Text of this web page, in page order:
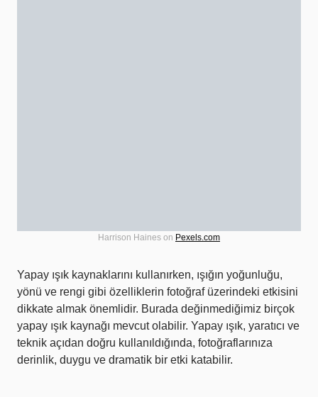
Harrison Haines on Pexels.com
Yapay ışık kaynaklarını kullanırken, ışığın yoğunluğu,
yönü ve rengi gibi özelliklerin fotoğraf üzerindeki etkisini
dikkate almak önemlidir. Burada değinmediğimiz birçok
yapay ışık kaynağı mevcut olabilir. Yapay ışık, yaratıcı ve
teknik açıdan doğru kullanıldığında, fotoğraflarınıza
derinlik, duygu ve dramatik bir etki katabilir.